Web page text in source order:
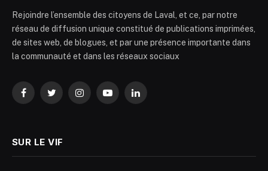
Rejoindre l’ensemble des citoyens de Laval, et ce, par notre
réseau de diffusion unique constitué de publications imprimées,
de sites web, de blogues, et par une présence importante dans
la communauté et dans les réseaux sociaux
FacebookTwitterInstagramYouTubeLinkedIn
SUR LE VIF